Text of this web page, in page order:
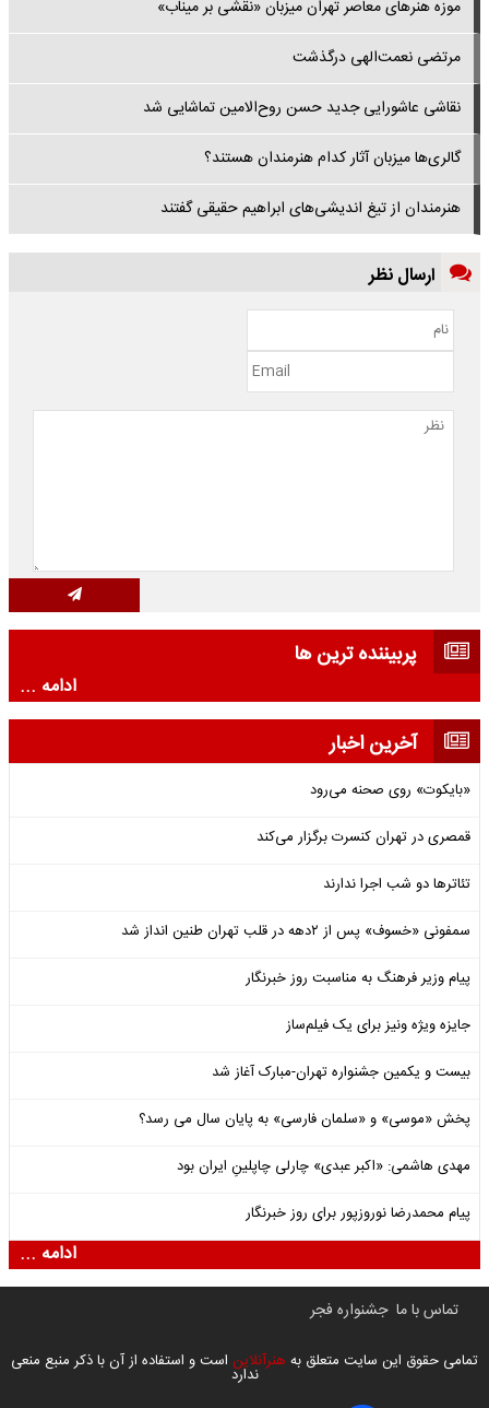
موزه هنرهای معاصر تهران میزبان «نقشی بر میناب»
مرتضی نعمت‌الهی درگذشت
نقاشی عاشورایی جدید حسن روح‌الامین تماشایی شد
گالری‌ها میزبان آثار کدام هنرمندان هستند؟
هنرمندان از تیغ اندیشی‌های ابراهیم حقیقی گفتند
ارسال نظر
پربیننده ترین ها
ادامه ...
آخرین اخبار
«بایکوت» روی صحنه می‌رود
قمصری در تهران کنسرت برگزار می‌کند
تئاترها دو شب اجرا ندارند
سمفونی «خسوف» پس از ۲دهه در قلب تهران طنین انداز شد
پیام وزیر فرهنگ به مناسبت روز خبرنگار
جایزه ویژه ونیز برای یک فیلم‌ساز
بیست و یکمین جشنواره تهران-مبارک آغاز شد
پخش «موسی» و «سلمان فارسی» به پایان سال می رسد؟
مهدی هاشمی: «اکبر عبدی» چارلی چاپلینِ ایران بود
پیام محمدرضا نوروزپور برای روز خبرنگار
ادامه ...
تماس با ما جشنواره فجر
تمامی حقوق این سایت متعلق به هنرآنلاین است و استفاده از آن با ذکر منبع منعی
ندارد